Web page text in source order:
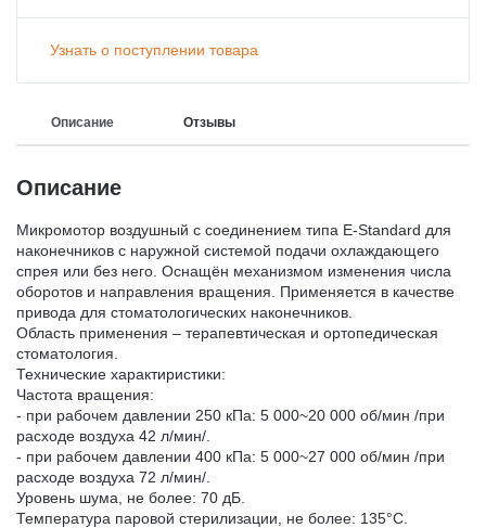
Узнать о поступлении товара
Описание Отзывы
Описание
Микромотор воздушный с соединением типа E-Standard для
наконечников с наружной системой подачи охлаждающего
спрея или без него. Оснащён механизмом изменения числа
оборотов и направления вращения. Применяется в качестве
привода для стоматологических наконечников.
Область применения – терапевтическая и ортопедическая
стоматология.
Технические характиристики:
Частота вращения:
- при рабочем давлении 250 кПа: 5 000~20 000 об/мин /при
расходе воздуха 42 л/мин/.
- при рабочем давлении 400 кПа: 5 000~27 000 об/мин /при
расходе воздуха 72 л/мин/.
Уровень шума, не более: 70 дБ.
Температура паровой стерилизации, не более: 135°С.